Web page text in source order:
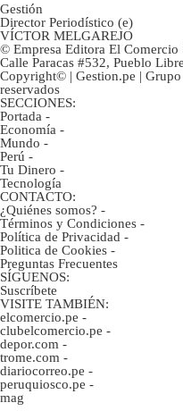
Gestión
Director Periodístico (e)
VÍCTOR MELGAREJO
© Empresa Editora El Comercio
Calle Paracas #532, Pueblo
Copyright© | Gestion.pe |
reservados
SECCIONES:
Portada -
Economía -
Mundo -
Perú -
Tu Dinero -
Tecnología
CONTACTO:
¿Quiénes somos? -
Términos y Condiciones -
Política de Privacidad -
Politica de Cookies -
Preguntas Frecuentes
SÍGUENOS:
Suscríbete
VISITE TAMBIÉN:
elcomercio.pe -
clubelcomercio.pe -
depor.com -
trome.com -
diariocorreo.pe -
peruquiosco.pe -
mag